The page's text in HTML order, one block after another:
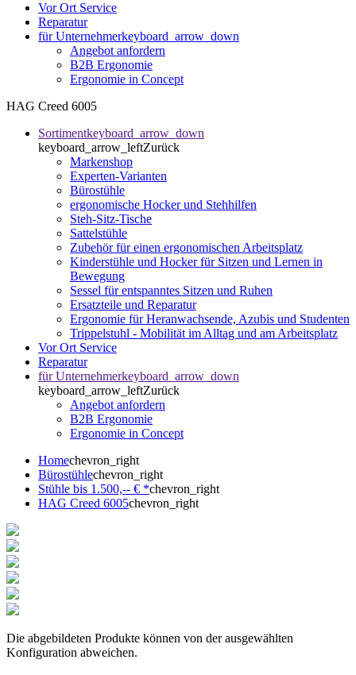
Vor Ort Service
Reparatur
für Unternehmerkeyboard_arrow_down
Angebot anfordern
B2B Ergonomie
Ergonomie in Concept
HAG Creed 6005
Sortimentkeyboard_arrow_down
keyboard_arrow_leftZurück
Markenshop
Experten-Varianten
Bürostühle
ergonomische Hocker und Stehhilfen
Steh-Sitz-Tische
Sattelstühle
Zubehör für einen ergonomischen Arbeitsplatz
Kinderstühle und Hocker für Sitzen und Lernen in
Bewegung
Sessel für entspanntes Sitzen und Ruhen
Ersatzteile und Reparatur
Ergonomie für Heranwachsende, Azubis und Studenten
Trippelstuhl - Mobilität im Alltag und am Arbeitsplatz
Vor Ort Service
Reparatur
für Unternehmerkeyboard_arrow_down
keyboard_arrow_leftZurück
Angebot anfordern
B2B Ergonomie
Ergonomie in Concept
Homechevron_right
Bürostühlechevron_right
Stühle bis 1.500,-- € *chevron_right
HAG Creed 6005chevron_right
Die abgebildeten Produkte können von der ausgewählten
Konfiguration abweichen.